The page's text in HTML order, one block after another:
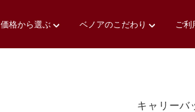
価格から選ぶ ベノアのこだわり ご利
キャリーバ